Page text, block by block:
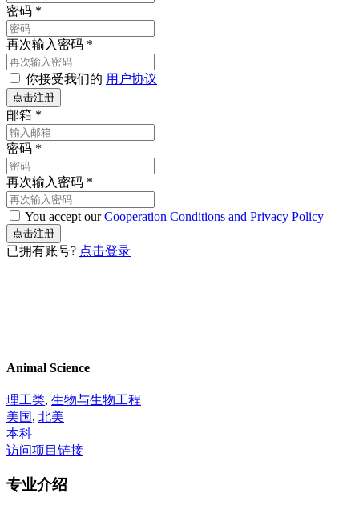
密码 *
再次输入密码 *
你接受我们的 用户协议
邮箱 *
密码 *
再次输入密码 *
You accept ourCooperation Conditions and Privacy Policy
已拥有账号? 点击登录
Animal Science
理工类, 生物与生物工程
美国, 北美
本科
访问项目链接
专业介绍